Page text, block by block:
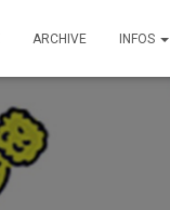
ARCHIVE INFOS